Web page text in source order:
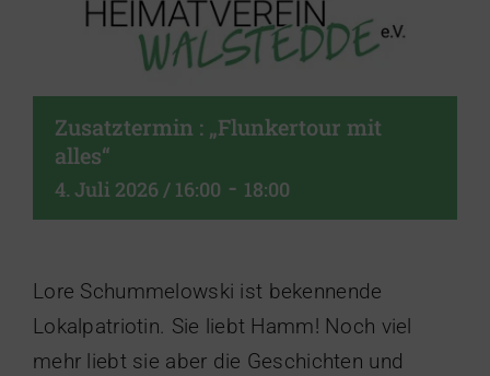
Zusatztermin : „Flunkertour mit
alles“
4. Juli 2026 / 16:00 - 18:00
Lore Schummelowski ist bekennende
Lokalpatriotin. Sie liebt Hamm! Noch viel
mehr liebt sie aber die Geschichten und